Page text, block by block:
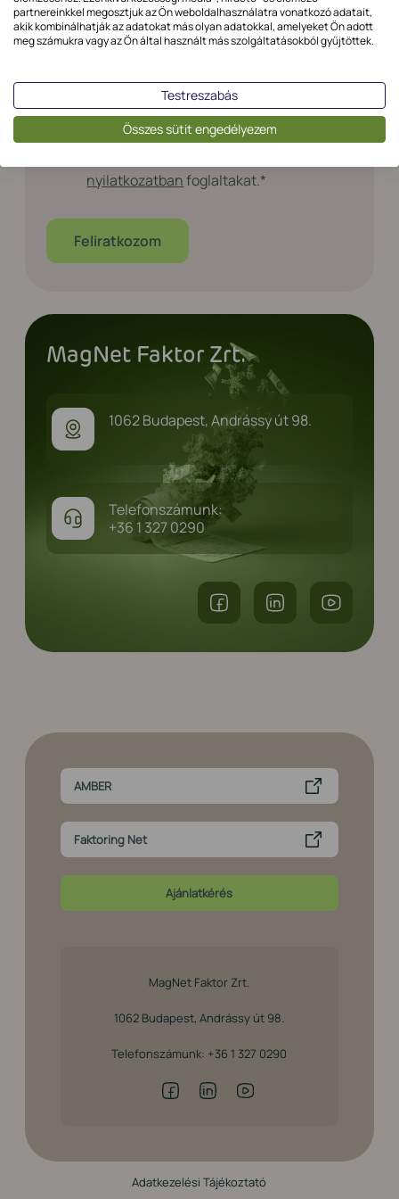
Email cím*
Adatkezelési
*
Elfogadom azAdatkezelési
nyilatkozatbanfoglaltakat.*
MagNet Faktor Zrt.
1062 Budapest, Andrássy út 98.
Telefonszámunk:
+36 1 327 0290
AMBER
Faktoring Net
Ajánlatkérés
MagNet Faktor Zrt.
1062 Budapest, Andrássy út 98.
Telefonszámunk: +36 1 327 0290
Adatkezelési Tájékoztató
partnereinkkel megosztjuk az Ön weboldalhasználatra vonatkozó adatait,
akik kombinálhatják az adatokat más olyan adatokkal, amelyeket Ön adott
meg számukra vagy az Ön által használt más szolgáltatásokból gyűjtöttek.
Testreszabás
Összes sütit engedélyezem